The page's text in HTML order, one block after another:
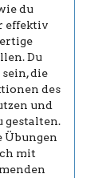
du
effektiv
Du
die
des
und
gestalten.
Übungen
mit